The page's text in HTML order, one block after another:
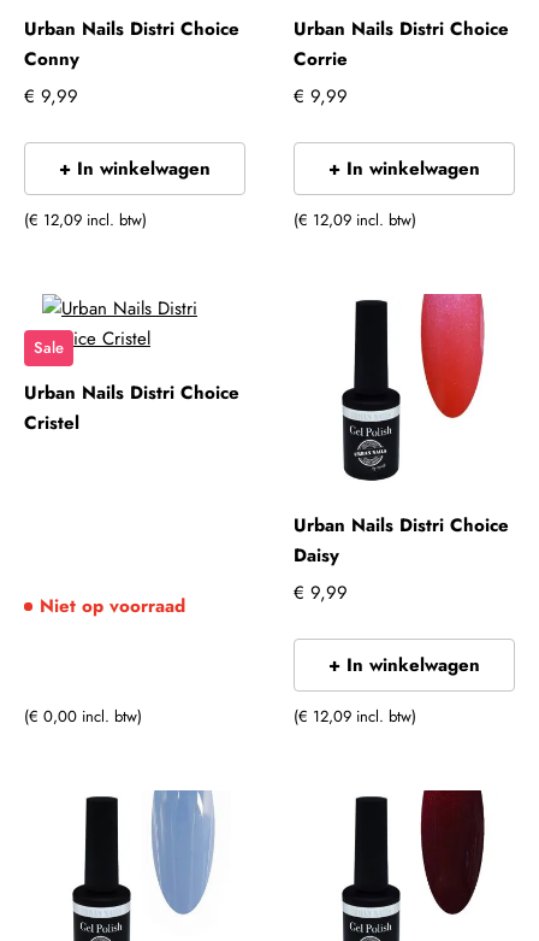
Urban Nails Distri Choice
Conny
€ 9,99
+ In winkelwagen
(€ 12,09 incl. btw)
Urban Nails Distri Choice
Corrie
€ 9,99
+ In winkelwagen
(€ 12,09 incl. btw)
Sale
Urban Nails Distri Choice
Cristel
Niet op voorraad
(€ 0,00 incl. btw)
Urban Nails Distri Choice
Daisy
€ 9,99
+ In winkelwagen
(€ 12,09 incl. btw)